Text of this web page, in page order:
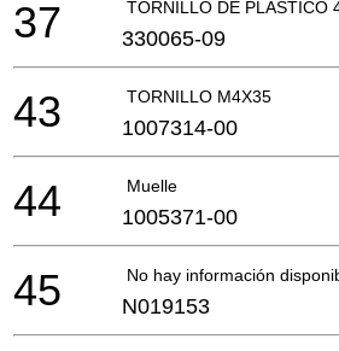
TORNILLO DE PLÁSTICO
37 330065-09
TORNILLO M4X35
43 1007314-00
Muelle
44 1005371-00
No hay información
45 N019153